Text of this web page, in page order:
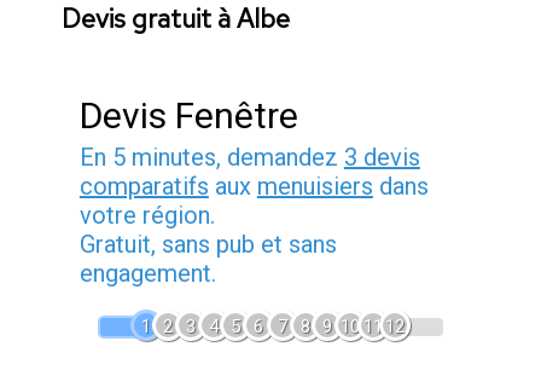
Devis gratuit à Albe
Devis Fenêtre
En 5 minutes, demandez 3 devis
comparatifs aux menuisiers dans
votre région.
Gratuit, sans pub et sans
engagement.
1 2 3 4 5 6 7 8 9 1011 12